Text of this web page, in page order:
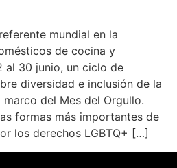
mundial en la
de cocina y
al 30 junio, un ciclo de
diversidad e inclusión de la
del Mes del Orgullo.
formas más importantes de
los derechos LGBTQ+ […]